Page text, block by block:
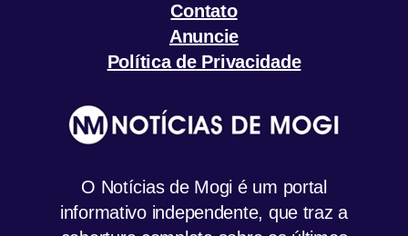
Contato
Anuncie
Política de Privacidade
O Notícias de Mogi é um portal
informativo independente, que traz a